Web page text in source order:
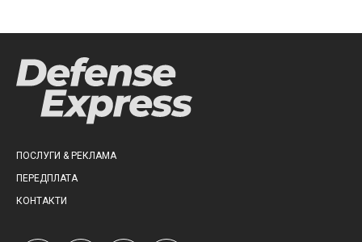
ПОСЛУГИ & РЕКЛАМА
ПЕРЕДПЛАТА
КОНТАКТИ